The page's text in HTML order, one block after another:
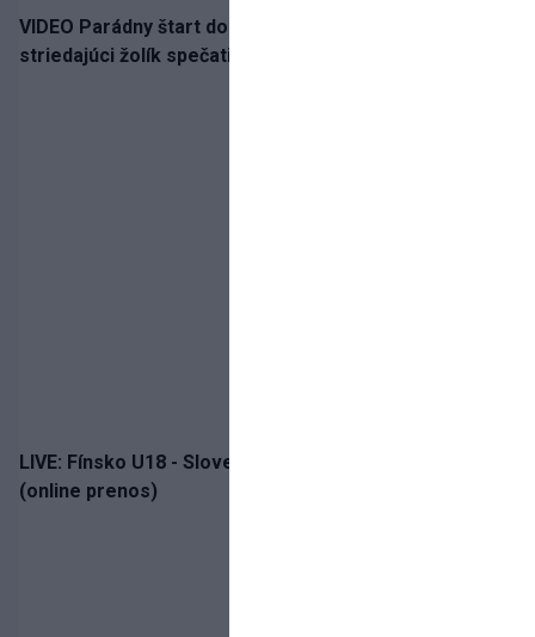
VIDEO Parádny štart do sezóny!: Rýchlik Boženík ako
striedajúci žolík spečatil postup Stoke
LIVE: Fínsko U18 - Slovensko U18 / Hlinka-Gretzky Cup
(online prenos)